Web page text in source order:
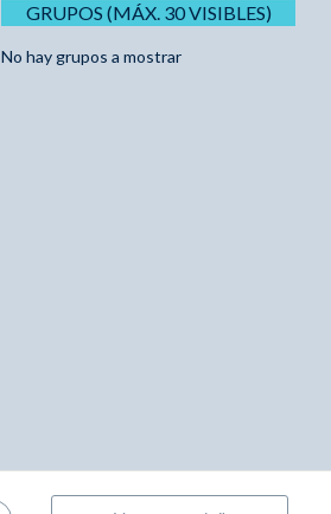
GRUPOS (MÁX. 30 VISIBLES)
No hay grupos a mostrar